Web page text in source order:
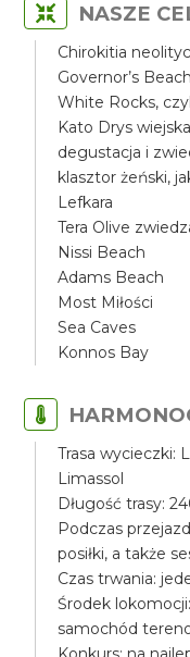
NASZE
Chirokitia
Governor’s
White Rocks,
Kato Drys
degustacja i
klasztor żeński,
Lefkara
Tera Olive
Nissi Beach
Adams Beach
Most Miłości
Sea Caves
Konnos Bay
Trasa wycieczki:
Limassol
Długość trasy:
Podczas
posiłki, a także
Czas trwania:
Środek
samochód